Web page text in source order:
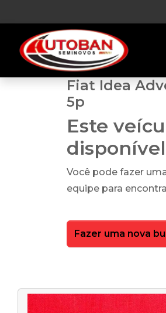
Fiat Idea
5p
Este
Você pode fazer
equipe para
Fazer uma nova